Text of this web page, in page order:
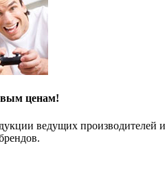
ценам!
ведущих производителей